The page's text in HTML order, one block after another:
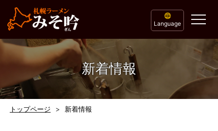
Language
新着情報
トップページ 新着情報